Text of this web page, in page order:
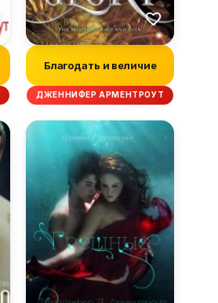
Благодать и величие
ДЖЕННИФЕР АРМЕНТРОУТ